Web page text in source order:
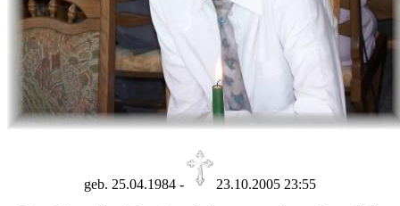
geb. 25.04.1984 -
23.10.2005 23:55